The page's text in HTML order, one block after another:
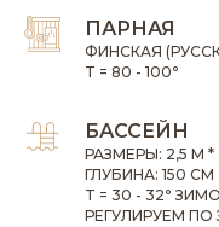
ПАРНАЯ
ФИНСКАЯ
T = 80 - 100°
БАССЕЙН
РАЗМЕРЫ: 2,5 М *
ГЛУБИНА: 150 СМ
T = 30 - 32°
РЕГУЛИРУЕМ ПО